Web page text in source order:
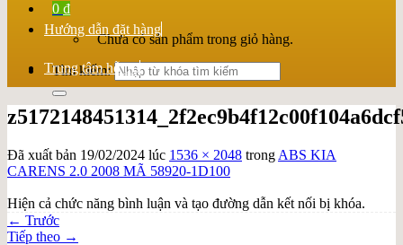
0 ₫
Chưa có sản phẩm trong giỏ hàng.
Tìm kiếm:
Hướng dẫn đặt hàng
Trung tâm hỗ trợ
Đã xuất bản 19/02/2024 lúc 1536 × 2048 trong ABS KIA
CARENS 2.0 2008 MÃ 58920-1D100
Hiện cả chức năng bình luận và tạo đường dẫn kết nối bị khóa.
← Trước
Tiếp theo →